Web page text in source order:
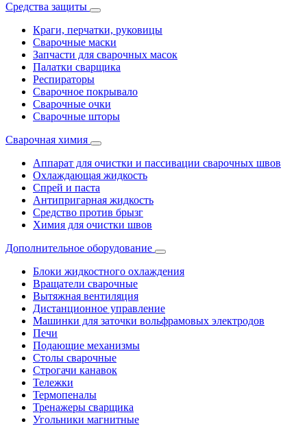
Средства защиты
Краги, перчатки, руковицы
Сварочные маски
Запчасти для сварочных масок
Палатки сварщика
Респираторы
Сварочное покрывало
Сварочные очки
Сварочные шторы
Сварочная химия
Аппарат для очистки и пассивации сварочных швов
Охлаждающая жидкость
Спрей и паста
Антипригарная жидкость
Средство против брызг
Химия для очистки швов
Дополнительное оборудование
Блоки жидкостного охлаждения
Вращатели сварочные
Вытяжная вентиляция
Дистанционное управление
Машинки для заточки вольфрамовых электродов
Печи
Подающие механизмы
Столы сварочные
Строгачи канавок
Тележки
Термопеналы
Тренажеры сварщика
Угольники магнитные